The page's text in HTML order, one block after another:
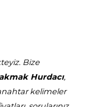
Bize
Hurdacı,
kelimeler